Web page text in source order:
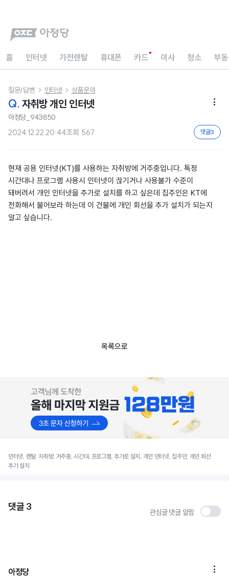
홈 인터넷 가전렌탈 휴대폰 카드 이사 청소 부
질문/답변  인터넷  상품문의
Q. 자취방 개인 인터넷 
아정당_943850
2024.12.22 20:44조회 567 댓글3
현재 공용 인터넷(KT)를 사용하는 자취방에 거주중입니다. 특정
시간대나 프로그램 사용시 인터넷이 끊기거나 사용불가 수준이
돼버려서 개인 인터넷을 추가로 설치를 하고 싶은데 집주인은 KT에
전화해서 물어보라 하는데 이 건물에 개인 회선을 추가 설치가 되는지
알고 싶습니다.
목록으로
인터넷, 렌탈, 자취방, 거주중, 시간대, 프로그램, 추가로 설치, 개인 인터넷, 집주인, 개인 회선
추가 설치
댓글 3 관심글 댓글 알림
아정당 